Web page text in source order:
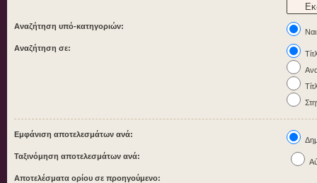
Αναζήτηση υπό-κατηγοριών:
Ναι
Αναζήτηση σε:
Εμφάνιση αποτελεσμάτων ανά:
Ταξινόμηση αποτελεσμάτων ανά:
Αποτελέσματα ορίου σε προηγούμενο: